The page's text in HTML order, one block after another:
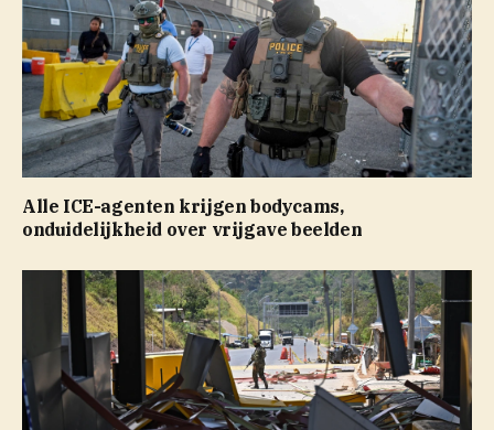
Alle ICE-agenten krijgen bodycams,
onduidelijkheid over vrijgave beelden